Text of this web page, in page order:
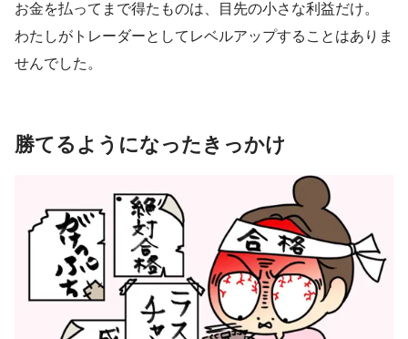
お金を払ってまで得たものは、目先の小さな利益だけ。
わたしがトレーダーとしてレベルアップすることはありま
せんでした。
勝てるようになったきっかけ